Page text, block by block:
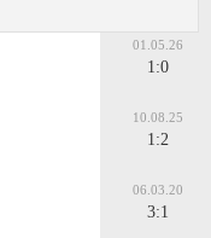
01.05.26
1:0
10.08.25
1:2
06.03.20
3:1